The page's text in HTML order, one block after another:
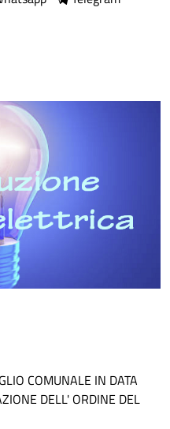
COMUNALE IN DATA
DELL' ORDINE DEL